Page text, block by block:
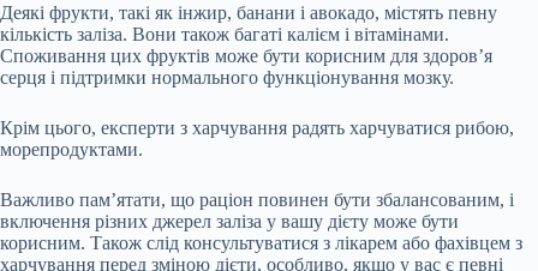
Деякі фрукти, такі як інжир, банани і авокадо, містять певну
кількість заліза. Вони також багаті калієм і вітамінами.
Споживання цих фруктів може бути корисним для здоров’я
серця і підтримки нормального функціонування мозку.
Крім цього, експерти з харчування радять харчуватися рибою,
морепродуктами.
Важливо пам’ятати, що раціон повинен бути збалансованим, і
включення різних джерел заліза у вашу дієту може бути
корисним. Також слід консультуватися з лікарем або фахівцем з
харчування перед зміною дієти, особливо, якщо у вас є певні